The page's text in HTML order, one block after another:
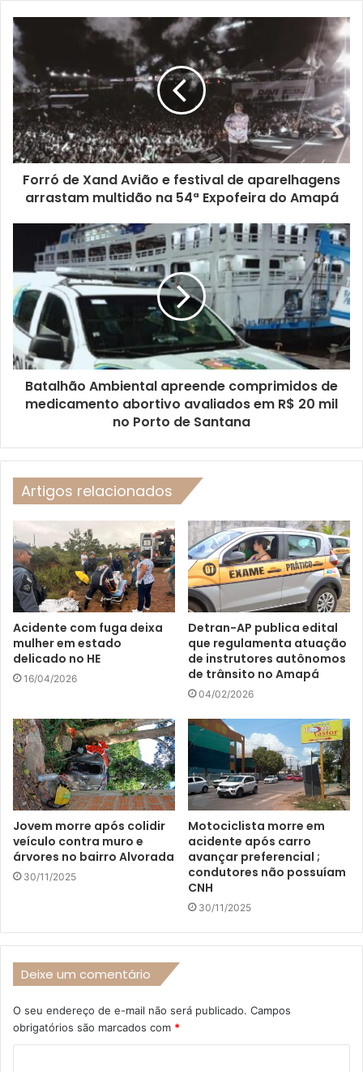
Forró de Xand Avião e festival de aparelhagens
arrastam multidão na 54ª Expofeira do Amapá
Batalhão Ambiental apreende comprimidos de
medicamento abortivo avaliados em R$ 20 mil
no Porto de Santana
Artigos relacionados
Acidente com fuga deixa
mulher em estado
delicado no HE
16/04/2026
Detran-AP publica edital
que regulamenta atuação
de instrutores autônomos
de trânsito no Amapá
04/02/2026
Jovem morre após colidir
veículo contra muro e
árvores no bairro Alvorada
30/11/2025
Motociclista morre em
acidente após carro
avançar preferencial ;
condutores não possuíam
CNH
30/11/2025
Deixe um comentário
O seu endereço de e-mail não será publicado. Campos
obrigatórios são marcados com *